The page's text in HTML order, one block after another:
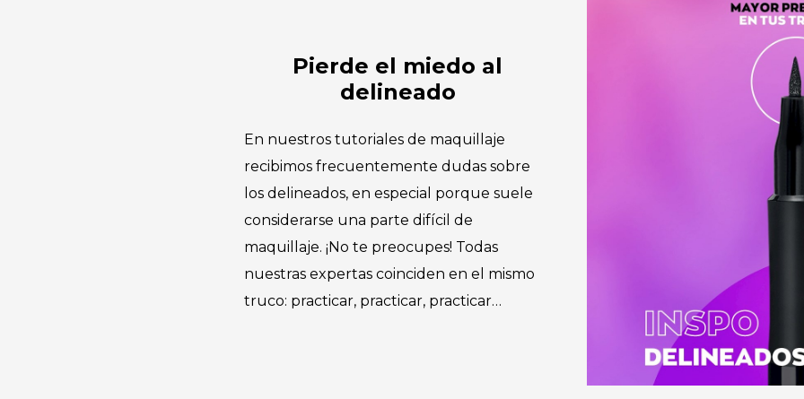
Pierde el miedo al
delineado
En nuestros tutoriales de maquillaje
recibimos frecuentemente dudas sobre
los delineados, en especial porque suele
considerarse una parte difícil de
maquillaje. ¡No te preocupes! Todas
nuestras expertas coinciden en el mismo
truco: practicar, practicar, practicar…